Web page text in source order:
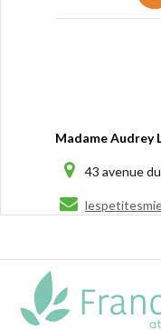
Madame Audrey
43 avenue